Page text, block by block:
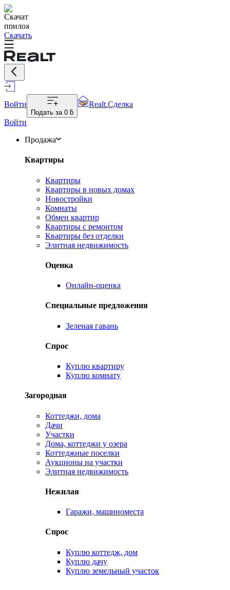
Скачать
Войти
Подать за 0 ƃ
Realt.Сделка
Войти
Продажа
Квартиры
Квартиры
Квартиры в новых домах
Новостройки
Комнаты
Обмен квартир
Квартиры с ремонтом
Квартиры без отделки
Элитная недвижимость
Оценка
Онлайн-оценка
Специальные предложения
Зеленая гавань
Спрос
Куплю квартиру
Куплю комнату
Загородная
Коттеджи, дома
Дачи
Участки
Дома, коттеджи у озера
Коттеджные поселки
Аукционы на участки
Элитная недвижимость
Нежилая
Гаражи, машиноместа
Спрос
Куплю коттедж, дом
Куплю дачу
Куплю земельный участок